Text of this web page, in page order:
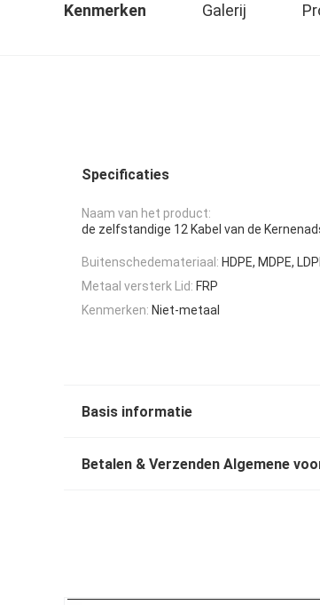
Kenmerken Galerij
Specificaties
Naam van het product:
de zelfstandige 12 Kabel van de
Buitenschedemateriaal: HDPE, MDPE,
Metaal versterk Lid: FRP
Kenmerken: Niet-metaal
Basis informatie
Betalen & Verzenden Algemene